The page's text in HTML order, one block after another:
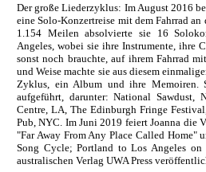
Der große Liederzyklus: Im August 2016
eine Solo-Konzertreise mit dem Fahrrad
1.154 Meilen absolvierte sie 16
Angeles, wobei sie ihre Instrumente, ihre
sonst noch brauchte, auf ihrem Fahrrad
und Weise machte sie aus diesem
Zyklus, ein Album und ihre
aufgeführt, darunter: National Sawdust,
Centre, LA, The Edinburgh Fringe
Pub, NYC. Im Juni 2019 feiert Joanna die
"Far Away From Any Place Called Home"
Song Cycle; Portland to Los Angeles
australischen Verlag UWA Press